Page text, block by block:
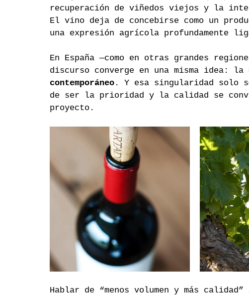
recuperación de viñedos viejos y la
El vino deja de concebirse como un
una expresión agrícola profundamente
En España —como en otras grandes
discurso converge en una misma idea: la
contemporáneo . Y esa singularidad solo
de ser la prioridad y la calidad se
proyecto.
Hablar de “menos volumen y más